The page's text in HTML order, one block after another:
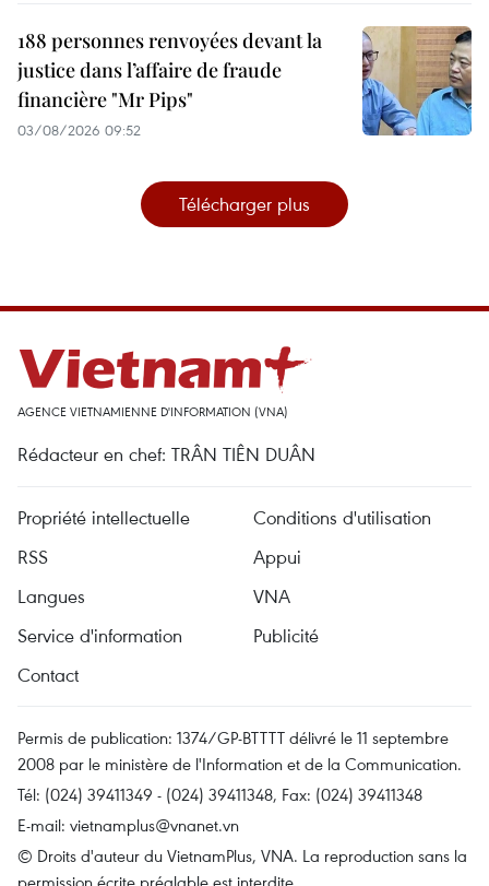
188 personnes renvoyées devant la
justice dans l’affaire de fraude
financière "Mr Pips"
03/08/2026 09:52
Télécharger plus
AGENCE VIETNAMIENNE D'INFORMATION (VNA)
Rédacteur en chef: TRÂN TIÊN DUÂN
Propriété intellectuelle
Conditions d'utilisation
RSS
Appui
Langues
VNA
Service d'information
Publicité
Contact
Permis de publication: 1374/GP-BTTTT délivré le 11 septembre
2008 par le ministère de l'Information et de la Communication.
Tél: (024) 39411349 - (024) 39411348, Fax: (024) 39411348
E-mail: vietnamplus@vnanet.vn
© Droits d'auteur du VietnamPlus, VNA. La reproduction sans la